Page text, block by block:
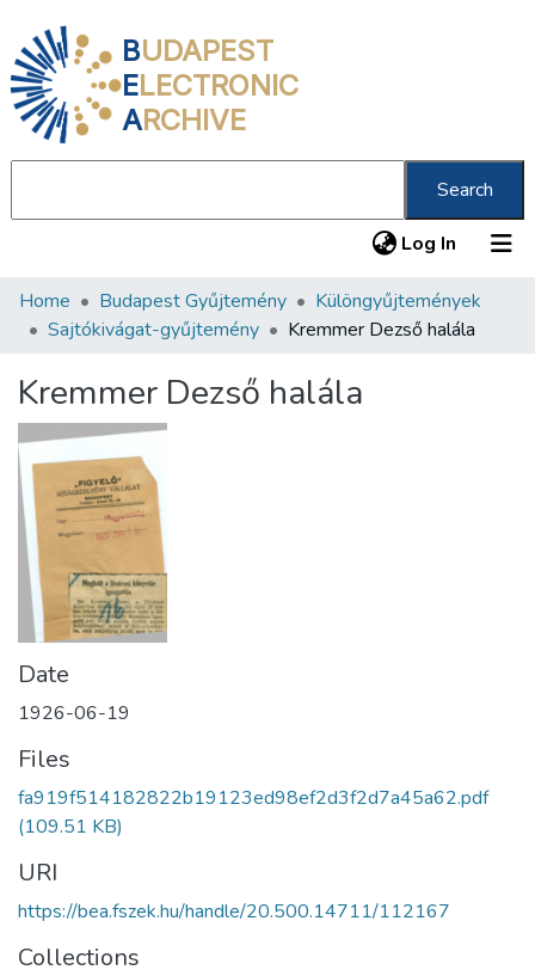
BUDAPEST
ELECTRONIC
ARCHIVE
Search
Log In (current)
Communities & Collections
Statistics
About us
Home Budapest Gyűjtemény
Különgyűjtemények
Sajtókivágat-gyűjtemény
Kremmer Dezső halála
Kremmer Dezső halála
Date
1926-06-19
Files
fa919f514182822b19123ed98ef2d3f2d7a45a62.pdf
(109.51 KB)
URI
https://bea.fszek.hu/handle/20.500.14711/112167
Collections